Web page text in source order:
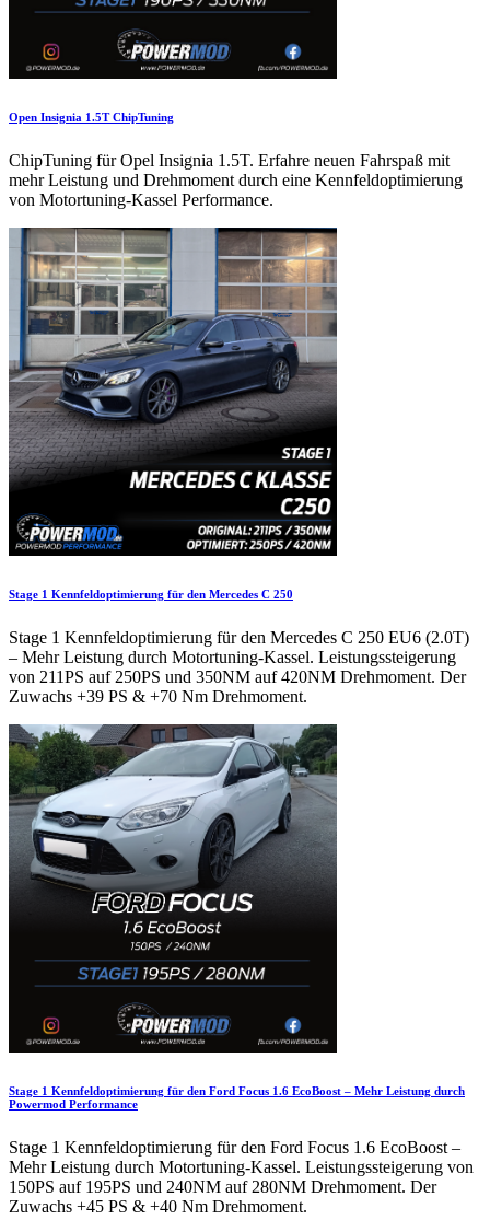
Open Insignia 1.5T ChipTuning
ChipTuning für Opel Insignia 1.5T. Erfahre neuen Fahrspaß mit
mehr Leistung und Drehmoment durch eine Kennfeldoptimierung
von Motortuning-Kassel Performance.
Stage 1 Kennfeldoptimierung für den Mercedes C 250
Stage 1 Kennfeldoptimierung für den Mercedes C 250 EU6 (2.0T)
– Mehr Leistung durch Motortuning-Kassel. Leistungssteigerung
von 211PS auf 250PS und 350NM auf 420NM Drehmoment. Der
Zuwachs +39 PS & +70 Nm Drehmoment.
Stage 1 Kennfeldoptimierung für den Ford Focus 1.6 EcoBoost – Mehr Leistung durch
Powermod Performance
Stage 1 Kennfeldoptimierung für den Ford Focus 1.6 EcoBoost –
Mehr Leistung durch Motortuning-Kassel. Leistungssteigerung von
150PS auf 195PS und 240NM auf 280NM Drehmoment. Der
Zuwachs +45 PS & +40 Nm Drehmoment.